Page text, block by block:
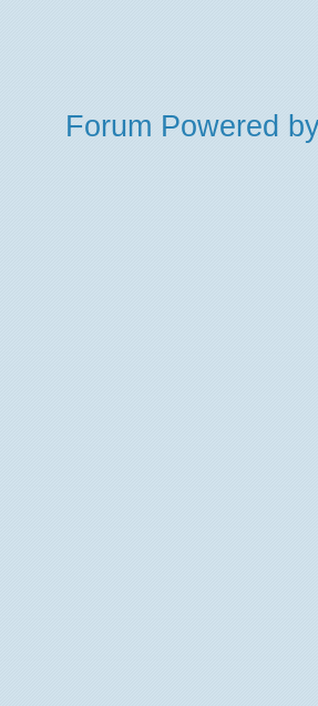
Forum Powered